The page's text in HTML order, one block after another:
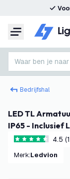
Menu
Waar ben je
Bedrijfshal
LED TL Armatuur met Sensor 150CM - 28W - 6500K -
IP65 - Inclusief
4.5 score sterren
4.5
Merk: Ledvion